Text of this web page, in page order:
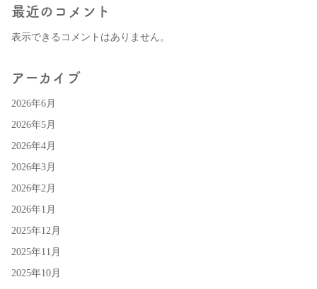
最近のコメント
表示できるコメントはありません。
アーカイブ
2026年6月
2026年5月
2026年4月
2026年3月
2026年2月
2026年1月
2025年12月
2025年11月
2025年10月